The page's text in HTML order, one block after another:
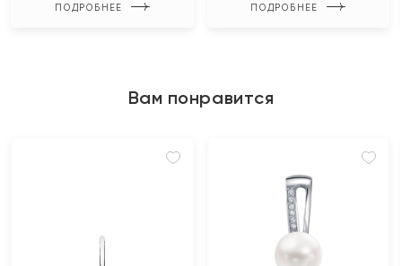
ПОДРОБНЕЕ ПОДРОБНЕЕ
Вам понравится